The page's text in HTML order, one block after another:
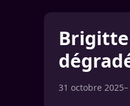
Brigitte
31 octobre 2025